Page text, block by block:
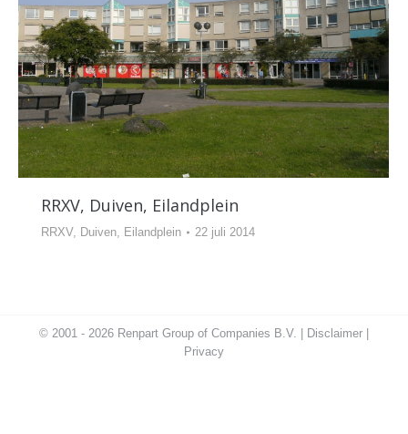
RRXV, Duiven, Eilandplein
RRXV, Duiven, Eilandplein 22 juli 2014
© 2001 - 2026 Renpart Group of Companies B.V. | Disclaimer
Privacy